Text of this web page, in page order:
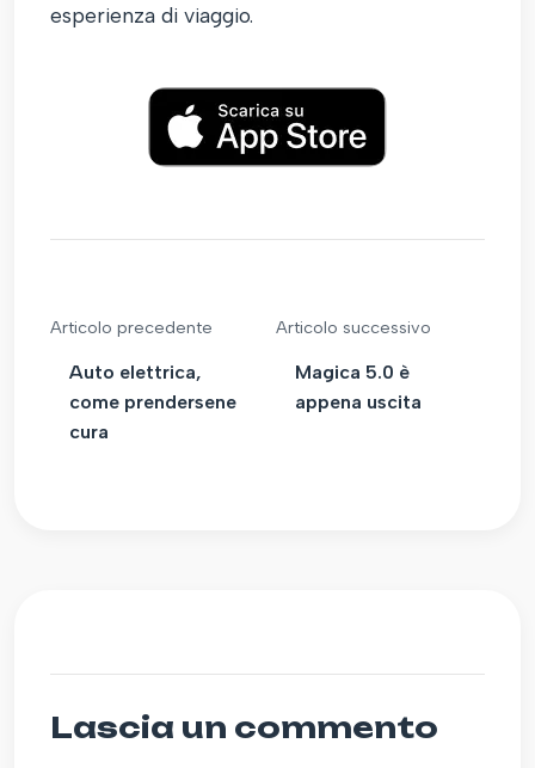
esperienza di viaggio.
Articolo precedente
Auto elettrica,
come prendersene
cura
Articolo successivo
Magica 5.0 è
appena uscita
Lascia un commento